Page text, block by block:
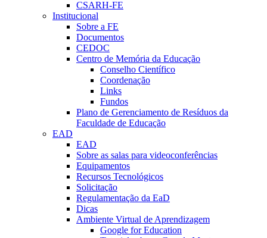
CSARH-FE
Institucional
Sobre a FE
Documentos
CEDOC
Centro de Memória da Educação
Conselho Científico
Coordenação
Links
Fundos
Plano de Gerenciamento de Resíduos da
Faculdade de Educação
EAD
EAD
Sobre as salas para videoconferências
Equipamentos
Recursos Tecnológicos
Solicitação
Regulamentação da EaD
Dicas
Ambiente Virtual de Aprendizagem
Google for Education